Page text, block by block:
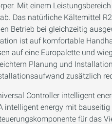
Mit einem
Das natürliche Kältemittel
Betrieb bei gleichzeitig
ist auf komfortable
auf eine Europalette und
Planung und
zusätzlich
Controller intelligent
intelligent energy mit
für das